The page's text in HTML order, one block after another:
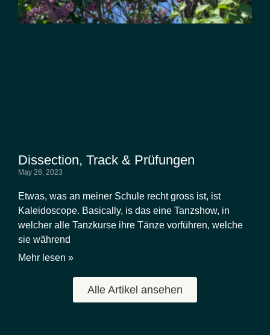
Dissection, Track & Prüfungen
May 26, 2023
Etwas, was an meiner Schule recht gross ist, ist
Kaleidoscope. Basically, is das eine Tanzshow, in
welcher alle Tanzkurse ihre Tänze vorführen, welche
sie während
Mehr lesen »
Alle Artikel ansehen